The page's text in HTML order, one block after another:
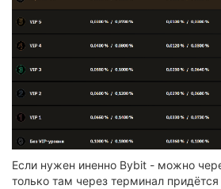
Если нужен иненно Bybit - можно
только там через терминал придётся